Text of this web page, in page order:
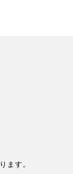
ます。